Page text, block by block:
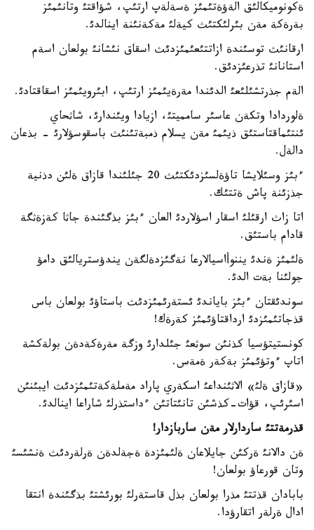
ةكونوميكالئق الةؤةتئمئز ةسةلةپ ارتئپ، شؤاقتئ وتانئمئز
بةرةكة مةن بئرلئكتئث كيةلئ مةكةنئنة اينالدئ.
ارقانئث توسئندة ازاتتئعئمئزدئث اسقاق نئشانئ بولعان اسةم
استانانئ تذرعئزدئق.
الةم جذرتشئلئعئ الدئندا مةرةيئمئز ارتئپ، ابئرويئمئز اسقاقتادئ.
ةلوردادا وتكةن عاسئر سامميتئ، ازيادا ويئندارئ، شاثحاي
ئنتئماقتاستئق ذيئمئ مةن يسلام ذمبةتئنئث باسقوسؤلارئ - بذعان
دالةل.
ءبئز وسئلايشا تاؤةلسئزدئكتئث 20 جئلئندا قازاق ةلئن دذنية
جذزئنة پاش ةتتئك.
اتا زاث ارقئلئ اسقار اسؤلاردئ العان ءبئز بذگئندة جاثا كةزةثگة
قادام باستئق.
ةلئمئز ةندئ يننوأاسيالارعا نةگئزدةلگةن يندؤستريالئق دامؤ
جولئنا بةت الدئ.
سوندئقتان ءبئز باياندئ ئستةرئمئزدئث باستاؤئ بولعان باس
قذجاتئمئزدئ ارداقتاؤئمئز كةرةك!
كونستيتؤسيا كذنئن سوثعئ جئلدارئ وزگة مةرةكةدةن بولةكشة
اتاپ ءوتؤئمئز بةكةر ةمةس.
«قازاق ةلئ» الاثئنداعئ اسكةري پاراد مةملةكةتئمئزدئث ايبئنئن
اسئرئپ، قؤات-كذشئن تانئتاتئن ءداستذرلئ شاراعا اينالدئ.
قذرمةتتئ ساردارلار مةن ساربازدار!
ةن دالانئ ةركئن جايلاعان ةلئمئزدة ةجةلدةن ةرلةردئث ةنشئسئ
وتان قورعاؤ بولعان!
بابادان قذتتئ مذرا بولعان بذل قاستةرلئ بورئشتئ بذگئندة انتقا
ادال ةرلةر اتقارؤدا.